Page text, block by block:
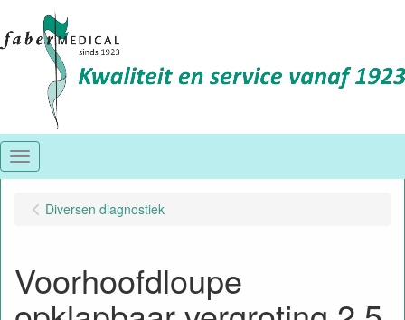
Menu
Diversen diagnostiek
Voorhoofdloupe